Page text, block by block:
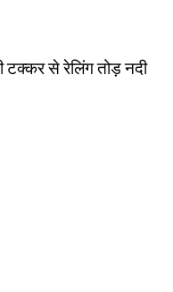
टक्कर से रेलिंग तोड़ नदी